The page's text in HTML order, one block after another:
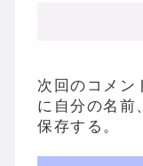
次回のコメン
に自分の名前
保存する。